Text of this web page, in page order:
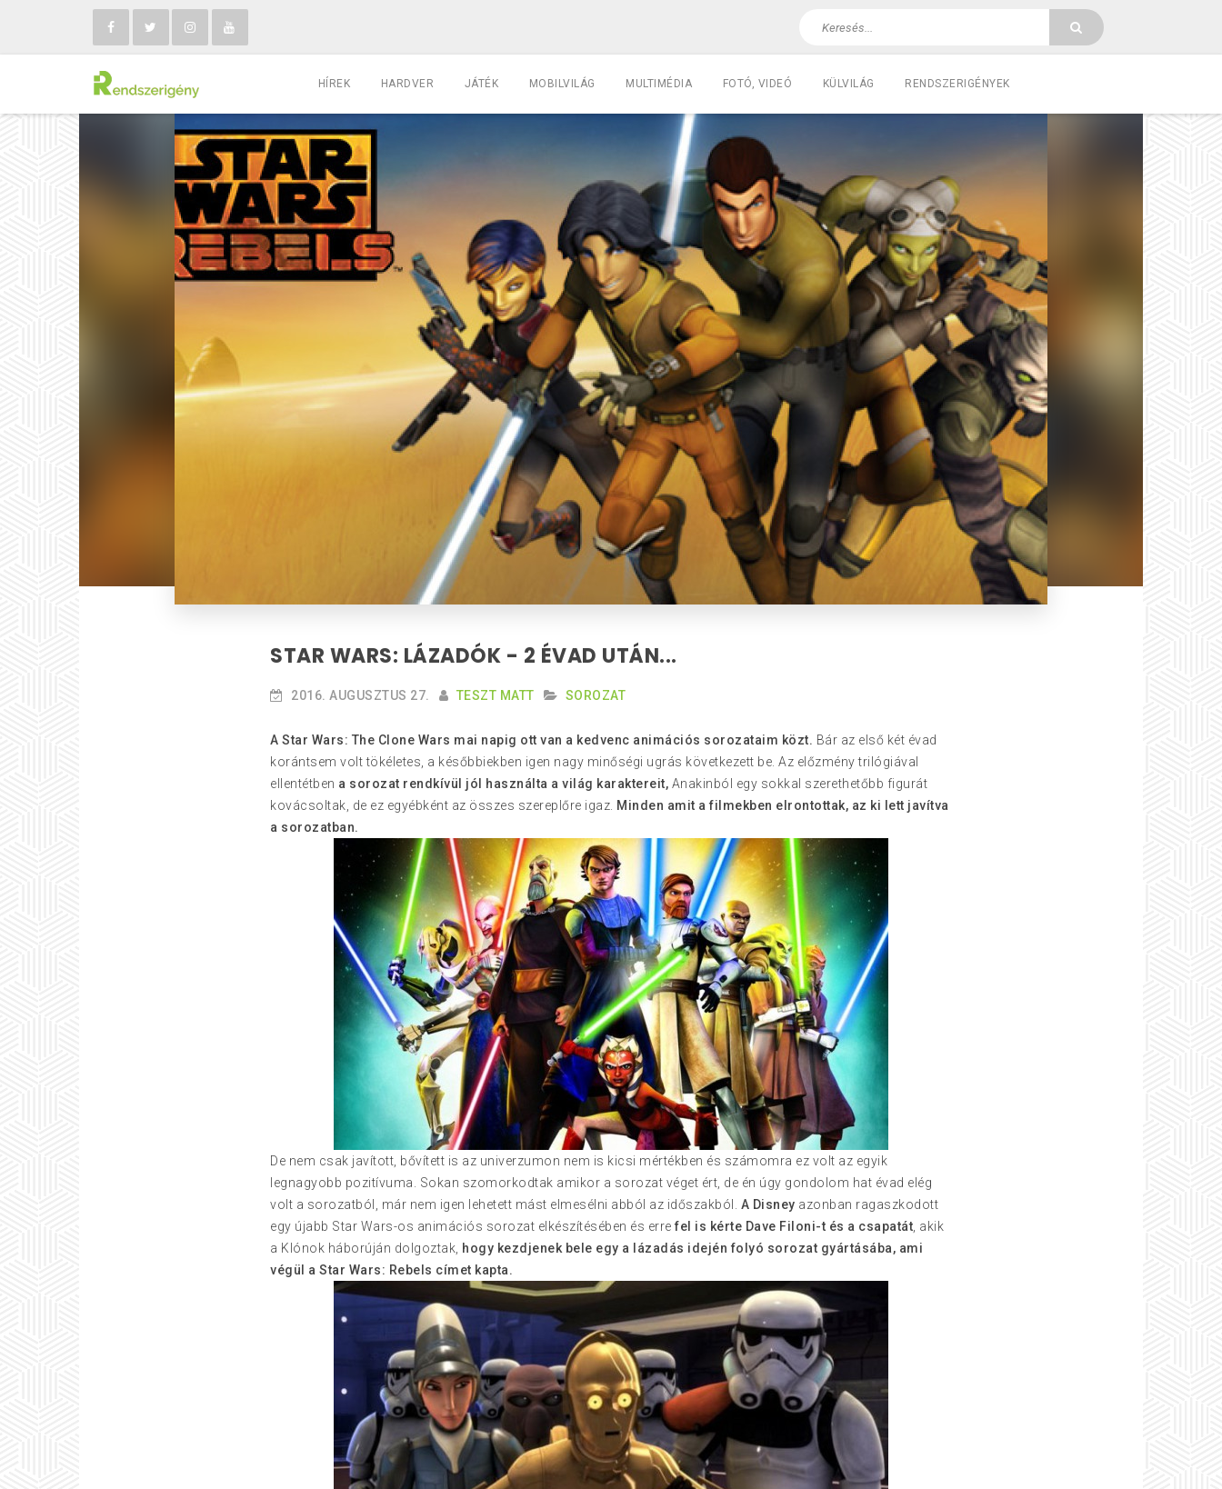
HÍREK HARDVER JÁTÉK MOBILVILÁG MULTIMÉDIA FOTÓ, VIDEÓ KÜLVILÁG RENDSZERIGÉNYEK
STAR WARS: LÁZADÓK - 2 ÉVAD UTÁN...
2016. AUGUSZTUS 27. TESZT MATT SOROZAT
A Star Wars: The Clone Wars mai napig ott van a kedvenc animációs sorozataim közt. Bár az első két évad
korántsem volt tökéletes, a későbbiekben igen nagy minőségi ugrás következett be. Az előzmény trilógiával
ellentétben a sorozat rendkívül jól használta a világ karaktereit, Anakinból egy sokkal szerethetőbb figurát
kovácsoltak, de ez egyébként az összes szereplőre igaz. Minden amit a filmekben elrontottak, az ki lett javítva
a sorozatban.
De nem csak javított, bővített is az univerzumon nem is kicsi mértékben és számomra ez volt az egyik
legnagyobb pozitívuma. Sokan szomorkodtak amikor a sorozat véget ért, de én úgy gondolom hat évad elég
volt a sorozatból, már nem igen lehetett mást elmesélni abból az időszakból.
A Disney azonban ragaszkodott
egy újabb Star Wars-os animációs sorozat elkészítésében és errefel is kérte Dave Filoni-t és a csapatát , akik
a Klónok háborúján dolgoztak, hogy kezdjenek bele egy a lázadás idején folyó sorozat gyártásába, ami
végül a Star Wars: Rebels címet kapta.